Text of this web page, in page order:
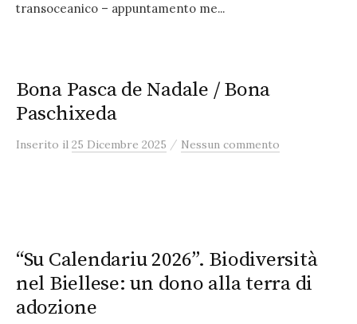
transoceanico – appuntamento me...
Bona Pasca de Nadale / Bona
Paschixeda
Inserito il 25 Dicembre 2025 / Nessun commento
“Su Calendariu 2026”. Biodiversità
nel Biellese: un dono alla terra di
adozione